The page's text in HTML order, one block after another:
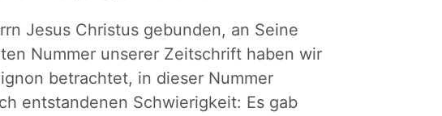
Jesus Christus gebunden, an Seine
Nummer unserer Zeitschrift haben wir
betrachtet, in dieser Nummer
entstandenen Schwierigkeit: Es gab